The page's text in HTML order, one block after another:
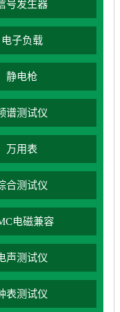
号发生器
电子负载
静电枪
谱测试仪
万用表
合测试仪
电磁兼容
声测试仪
表测试仪